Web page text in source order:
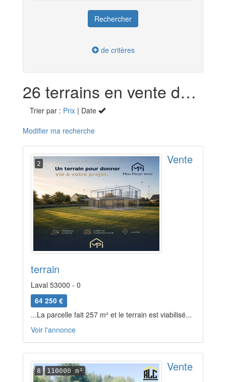
de critères
26 terrains en vente dans la Mayenne (53)
Trier par : Prix | Date
Modifier ma recherche
2 Vente
terrain
Laval 53000 - 0
64 250 €
...La parcelle fait 257 m² et le terrain est viabilisé...
Voir l'annonce
8 110000 m² Vente